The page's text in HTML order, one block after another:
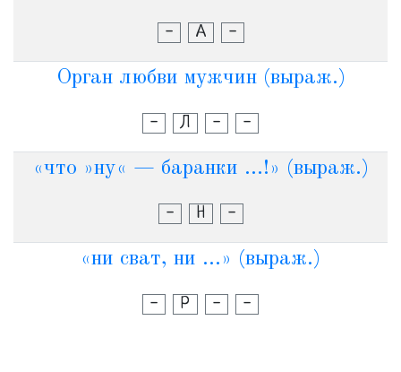
- А -
Орган любви мужчин (выраж.)
- Л - -
«что »ну« — баранки ...!» (выраж.)
- Н -
«ни сват, ни ...» (выраж.)
- Р - -